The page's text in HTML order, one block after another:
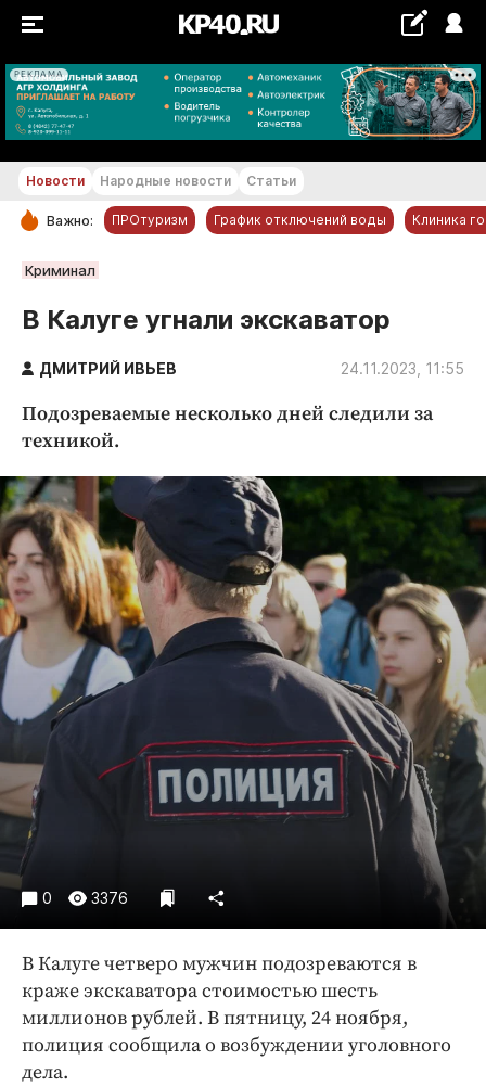
РЕКЛАМА
+21...+22 °С
РУБРИКИ
Новости компаний
Статьи
Авто и транспорт
Криминал
Культура
Недвижимость и ЖКХ
Образование
Общество
Погода
Праздники
Спорт
Экономика и бизнес
Издания
Интересное чтиво
Клиника года
Бренд года
Новости Народные новости Статьи
Важно: ПРОтуризм График отключений воды Клиника
Криминал
В Калуге угнали экскаватор
ДМИТРИЙ ИВЬЕВ 24.11.2023, 11:55
Подозреваемые несколько дней следили за
техникой.
0 3376
В Калуге четверо мужчин подозреваются в
краже экскаватора стоимостью шесть
миллионов рублей. В пятницу, 24 ноября,
полиция сообщила о возбуждении уголовного
дела.